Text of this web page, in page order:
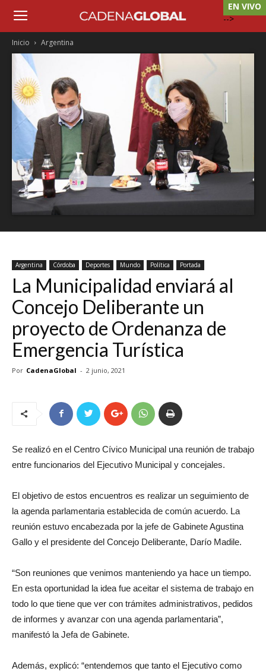
EN VIVO
-->
Inicio Argentina
Argentina Córdoba Deportes Mundo Política Portada
La Municipalidad enviará al
Concejo Deliberante un
proyecto de Ordenanza de
Emergencia Turística
Por CadenaGlobal - 2 junio, 2021
Se realizó en el Centro Cívico Municipal una reunión de trabajo
entre funcionarios del Ejecutivo Municipal y concejales.
El objetivo de estos encuentros es realizar un seguimiento de
la agenda parlamentaria establecida de común acuerdo. La
reunión estuvo encabezada por la jefe de Gabinete Agustina
Gallo y el presidente del Concejo Deliberante, Darío Madile.
“Son reuniones que venimos manteniendo ya hace un tiempo.
En esta oportunidad la idea fue aceitar el sistema de trabajo en
todo lo que tiene que ver con trámites administrativos, pedidos
de informes y avanzar con una agenda parlamentaria”,
manifestó la Jefa de Gabinete.
Además, explicó: “entendemos que tanto el Ejecutivo como